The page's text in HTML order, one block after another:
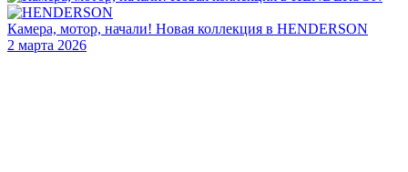
Камера, мотор, начали! Новая коллекция в HENDERSON
2 марта 2026